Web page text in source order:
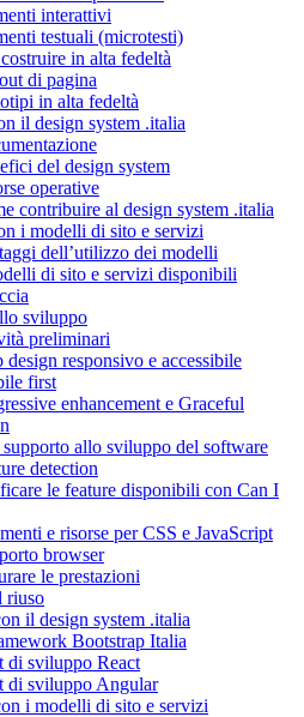
interattivi
testuali (microtesti)
in alta fedeltà
di pagina
in alta fedeltà
il design system .italia
del design system
operative
contribuire al design system .italia
i modelli di sito e servizi
dell’utilizzo dei modelli
di sito e servizi disponibili
sviluppo
preliminari
design responsivo e accessibile
first
enhancement e Graceful
allo sviluppo del software
detection
le feature disponibili con Can I
e risorse per CSS e JavaScript
browser
le prestazioni
riuso
il design system .italia
Bootstrap Italia
di sviluppo React
di sviluppo Angular
i modelli di sito e servizi